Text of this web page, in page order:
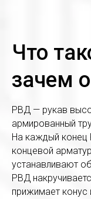
Что
зачем
РВД — рукав
армированный
На каждый
концевой
устанавливают
РВД
прижимает конус